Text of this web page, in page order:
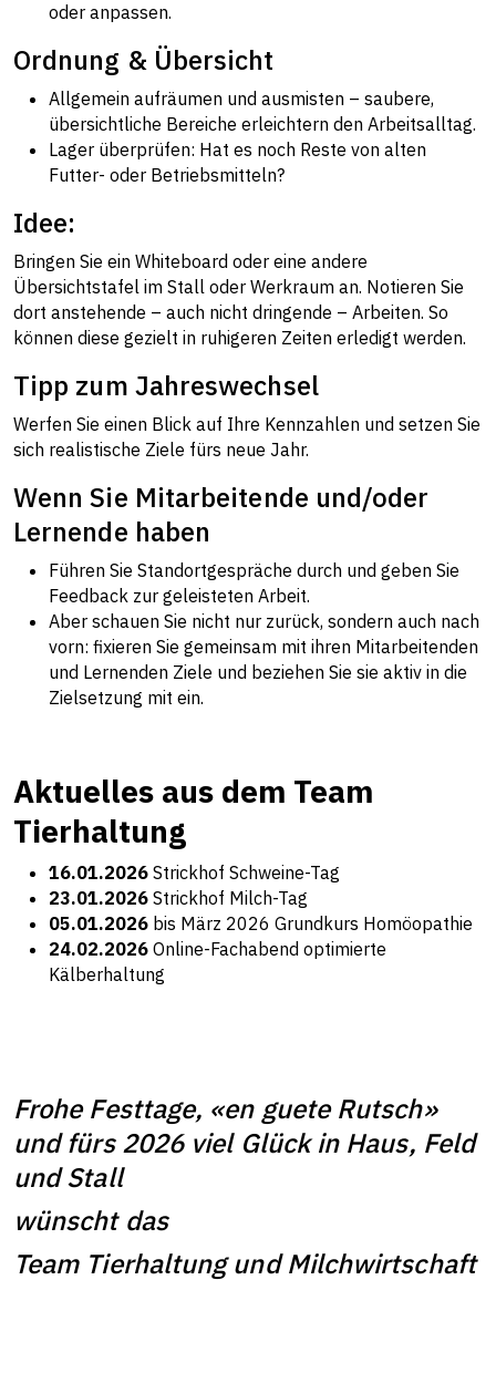
oder anpassen.
Ordnung & Übersicht
Allgemein aufräumen und ausmisten – saubere,
übersichtliche Bereiche erleichtern den Arbeitsalltag.
Lager überprüfen: Hat es noch Reste von alten
Futter- oder Betriebsmitteln?
Idee:
Bringen Sie ein Whiteboard oder eine andere
Übersichtstafel im Stall oder Werkraum an. Notieren Sie
dort anstehende – auch nicht dringende – Arbeiten. So
können diese gezielt in ruhigeren Zeiten erledigt werden.
Tipp zum Jahreswechsel
Werfen Sie einen Blick auf Ihre Kennzahlen und setzen Sie
sich realistische Ziele fürs neue Jahr.
Wenn Sie Mitarbeitende und/oder
Lernende haben
Führen Sie Standortgespräche durch und geben Sie
Feedback zur geleisteten Arbeit.
Aber schauen Sie nicht nur zurück, sondern auch nach
vorn: fixieren Sie gemeinsam mit ihren Mitarbeitenden
und Lernenden Ziele und beziehen Sie sie aktiv in die
Zielsetzung mit ein.
Aktuelles aus dem Team
Tierhaltung
16.01.2026 Strickhof Schweine-Tag
23.01.2026 Strickhof Milch-Tag
05.01.2026 bis März 2026 Grundkurs Homöopathie
24.02.2026 Online-Fachabend optimierte
Kälberhaltung
Frohe Festtage, «en guete Rutsch»
und fürs 2026 viel Glück in Haus, Feld
und Stall
wünscht das
Team Tierhaltung und Milchwirtschaft